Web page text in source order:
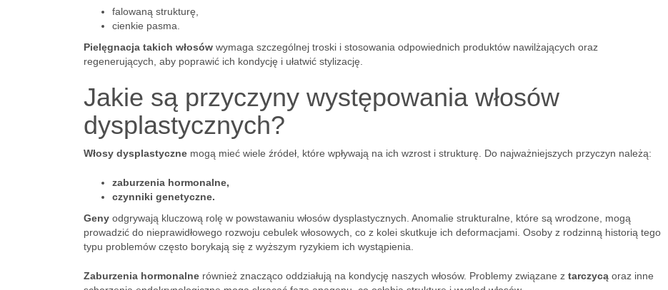
falowaną strukturę,
cienkie pasma.
Pielęgnacja takich włosów wymaga szczególnej troski i stosowania odpowiednich produktów nawilżających oraz
regenerujących, aby poprawić ich kondycję i ułatwić stylizację.
Jakie są przyczyny występowania włosów
dysplastycznych?
Włosy dysplastyczne mogą mieć wiele źródeł, które wpływają na ich wzrost i strukturę. Do najważniejszych przyczyn należą:
zaburzenia hormonalne,
czynniki genetyczne.
Geny odgrywają kluczową rolę w powstawaniu włosów dysplastycznych. Anomalie strukturalne, które są wrodzone, mogą
prowadzić do nieprawidłowego rozwoju cebulek włosowych, co z kolei skutkuje ich deformacjami. Osoby z rodzinną historią tego
typu problemów często borykają się z wyższym ryzykiem ich wystąpienia.
Zaburzenia hormonalne również znacząco oddziałują na kondycję naszych włosów. Problemy związane z tarczycą oraz inne